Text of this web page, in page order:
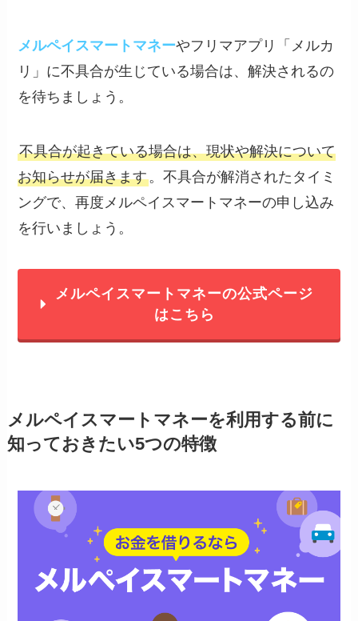
メルペイスマートマネーやフリマアプリ「メルカ
リ」に不具合が生じている場合は、解決されるの
を待ちましょう。
不具合が起きている場合は、現状や解決について
お知らせが届きます。不具合が解消されたタイミ
ングで、再度メルペイスマートマネーの申し込み
を行いましょう。
メルペイスマートマネーの公式ページ
はこちら
メルペイスマートマネーを利用する前に
知っておきたい5つの特徴